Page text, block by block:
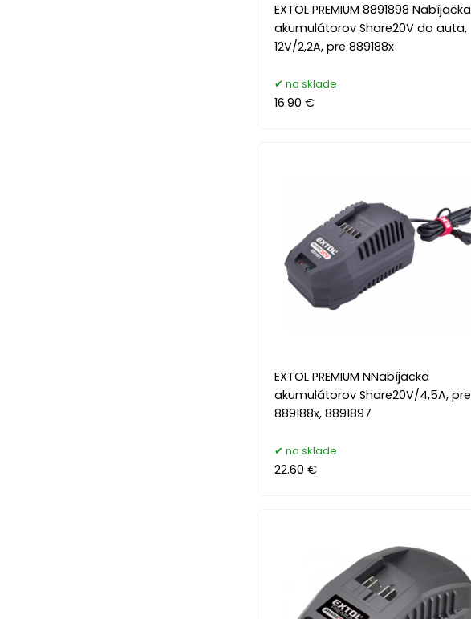
EXTOL PREMIUM 8891898 Nabíjačka
akumulátorov Share20V do auta,
12V/2,2A, pre 889188x
na sklade
16.90 €
EXTOL PREMIUM NNabíjacka
akumulátorov Share20V/4,5A, pre
889188x, 8891897
na sklade
22.60 €